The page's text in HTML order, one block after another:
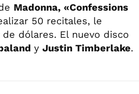
Madonna, «Confessions
50 recitales, le
dólares. El nuevo disco
y Justin Timberlake.